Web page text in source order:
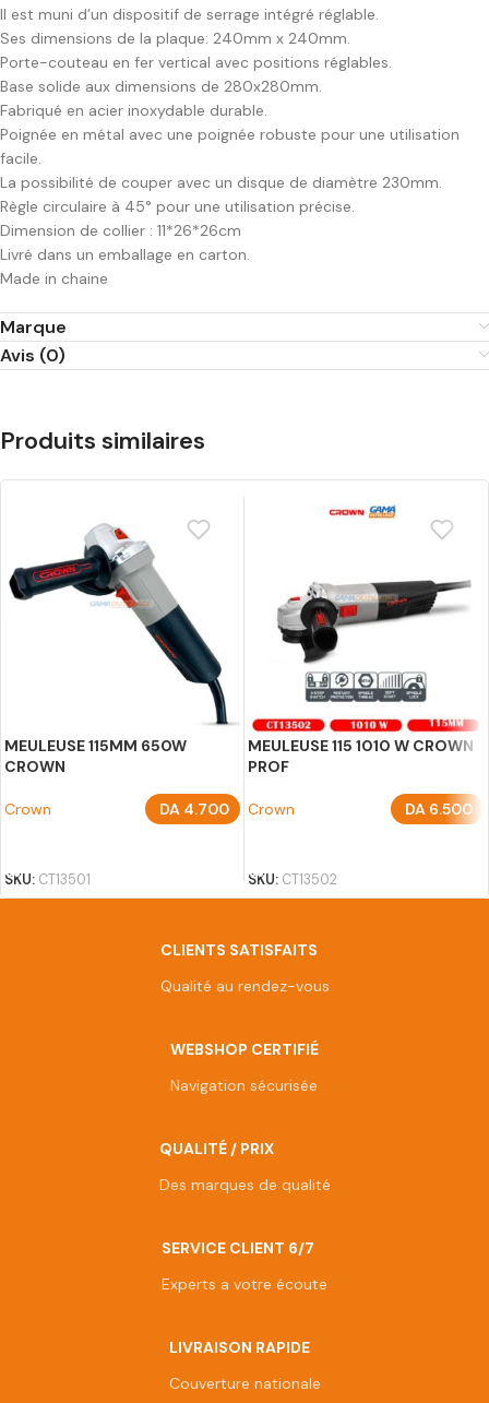
Il est muni d’un dispositif de serrage intégré réglable.
Ses dimensions de la plaque: 240mm x 240mm.
Porte-couteau en fer vertical avec positions réglables.
Base solide aux dimensions de 280x280mm.
Fabriqué en acier inoxydable durable.
Poignée en métal avec une poignée robuste pour une utilisation
facile.
La possibilité de couper avec un disque de diamètre 230mm.
Règle circulaire à 45° pour une utilisation précise.
Dimension de collier : 11*26*26cm
Livré dans un emballage en carton.
Made in chaine
Marque
Avis (0)
Produits similaires
MEULEUSE 115MM 650W
CROWN
Crown DA 4.700
SKU: CT13501
MEULEUSE 115 1010 W CROWN
PROF
Crown DA 6.500
SKU: CT13502
CLIENTS SATISFAITS
Qualité au rendez-vous
WEBSHOP CERTIFIÉ
Navigation sécurisée
QUALITÉ / PRIX
Des marques de qualité
SERVICE CLIENT 6/7
Experts a votre écoute
LIVRAISON RAPIDE
Couverture nationale